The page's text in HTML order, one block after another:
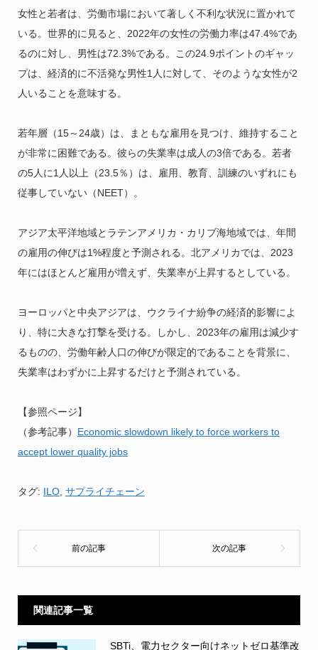
女性と若者は、労働市場において著しく不利な状況に置かれて
いる。世界的に見ると、2022年の女性の労働力率は47.4%であ
るのに対し、男性は72.3%である。この24.9ポイントのギャッ
プは、経済的に不活発な男性1人に対して、そのような女性が2
人いることを意味する。
若年層（15～24歳）は、まともな雇用を見つけ、維持すること
が非常に困難である。彼らの失業率は成人の3倍である。若者
の5人に1人以上（23.5％）は、雇用、教育、訓練のいずれにも
従事していない（NEET）。
アジア太平洋地域とラテンアメリカ・カリブ海地域では、年間
の雇用の伸びは1%程度と予測される。北アメリカでは、2023
年にはほとんど雇用が増えず、失業率が上昇するとしている。
ヨーロッパと中央アジアは、ウクライナ紛争の経済的影響によ
り、特に大きな打撃を受ける。しかし、2023年の雇用は減少す
るものの、労働年齢人口の伸びが限定的であることを背景に、
失業率はわずかに上昇するだけと予測されている。
【参照ページ】
（参考記事） Economic slowdown likely to force workers to
accept lower quality jobs
タグ: ILO, サプライチェーン
関連記事一覧
SBTi、電力セクター向けネットゼロ基準改